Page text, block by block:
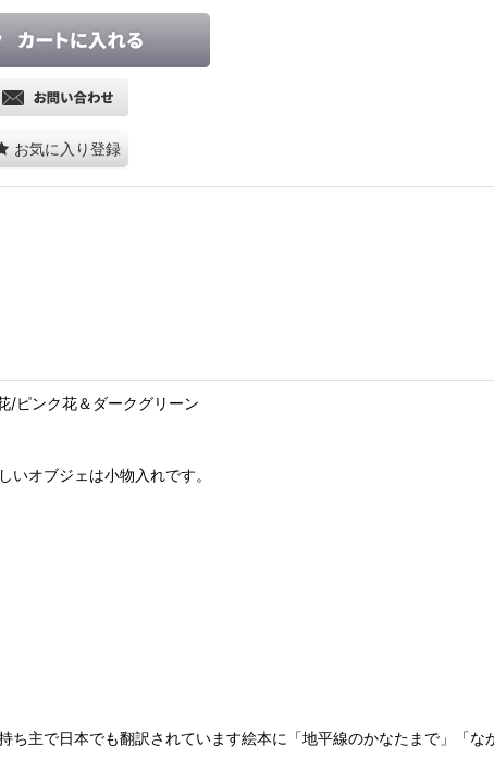
お気に入り登録
/ピンク花＆ダークグリーン
オブジェは小物入れです。
主で日本でも翻訳されています絵本に「地平線のかなたまで」「な